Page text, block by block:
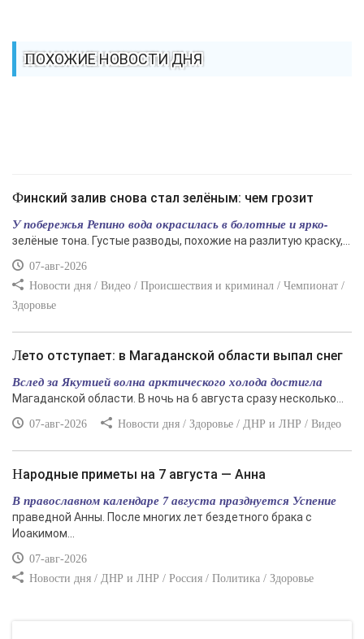
ПОХОЖИЕ НОВОСТИ ДНЯ
Финский залив снова стал зелёным: чем грозит
У побережья Репино вода окрасилась в болотные и ярко-
зелёные тона. Густые разводы, похожие на разлитую краску,...
07-авг-2026
Новости дня / Видео / Происшествия и криминал / Чемпионат /
Здоровье
Лето отступает: в Магаданской области выпал снег
Вслед за Якутией волна арктического холода достигла
Магаданской области. В ночь на 6 августа сразу несколько...
07-авг-2026 Новости дня / Здоровье / ДНР и ЛНР / Видео
Народные приметы на 7 августа — Анна
В православном календаре 7 августа празднуется Успение
праведной Анны. После многих лет бездетного брака с
Иоакимом...
07-авг-2026
Новости дня / ДНР и ЛНР / Россия / Политика / Здоровье